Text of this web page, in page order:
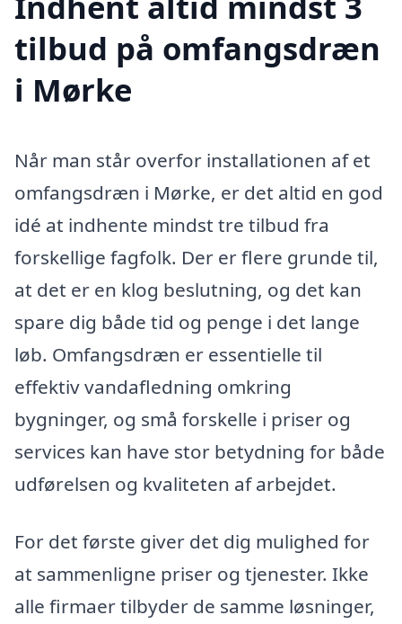
tilbud på omfangsdræn
i Mørke
Når man står overfor installationen af et
omfangsdræn i Mørke, er det altid en god
idé at indhente mindst tre tilbud fra
forskellige fagfolk. Der er flere grunde til,
at det er en klog beslutning, og det kan
spare dig både tid og penge i det lange
løb. Omfangsdræn er essentielle til
effektiv vandafledning omkring
bygninger, og små forskelle i priser og
services kan have stor betydning for både
udførelsen og kvaliteten af arbejdet.
For det første giver det dig mulighed for
at sammenligne priser og tjenester. Ikke
alle firmaer tilbyder de samme løsninger,